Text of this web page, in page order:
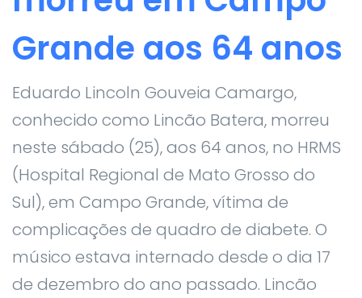
Grande aos 64 anos
Eduardo Lincoln Gouveia Camargo,
conhecido como Lincão Batera, morreu
neste sábado (25), aos 64 anos, no HRMS
(Hospital Regional de Mato Grosso do
Sul), em Campo Grande, vítima de
complicações de quadro de diabete. O
músico estava internado desde o dia 17
de dezembro do ano passado. Lincão